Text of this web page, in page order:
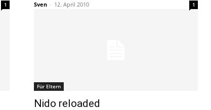
1 Sven - 12. April 2010 1
Für Eltern
Nido reloaded